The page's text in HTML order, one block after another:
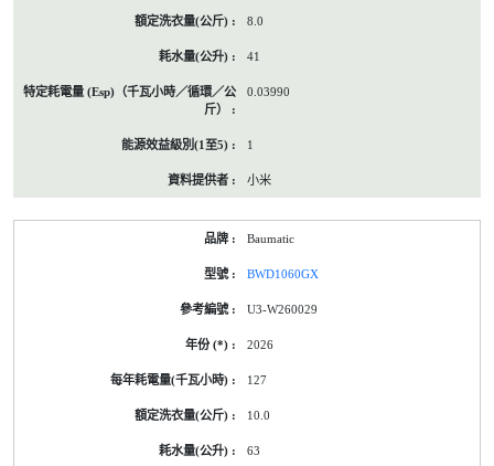
8.0
41
0.03990
1
小米
Baumatic
BWD1060GX
U3-W260029
2026
127
10.0
63